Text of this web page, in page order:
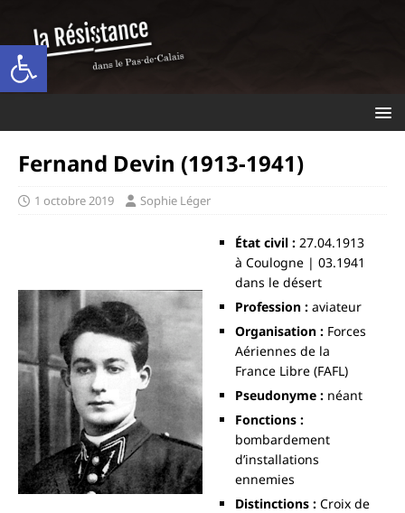
Ouvrir la barre d’outils
Fernand Devin (1913-1941)
1 octobre 2019 Sophie Léger
État civil : 27.04.1913
à Coulogne | 03.1941
dans le désert
Profession : aviateur
Organisation : Forces
Aériennes de la
France Libre (FAFL)
Pseudonyme : néant
Fonctions :
bombardement
d’installations
ennemies
Distinctions :Croix de